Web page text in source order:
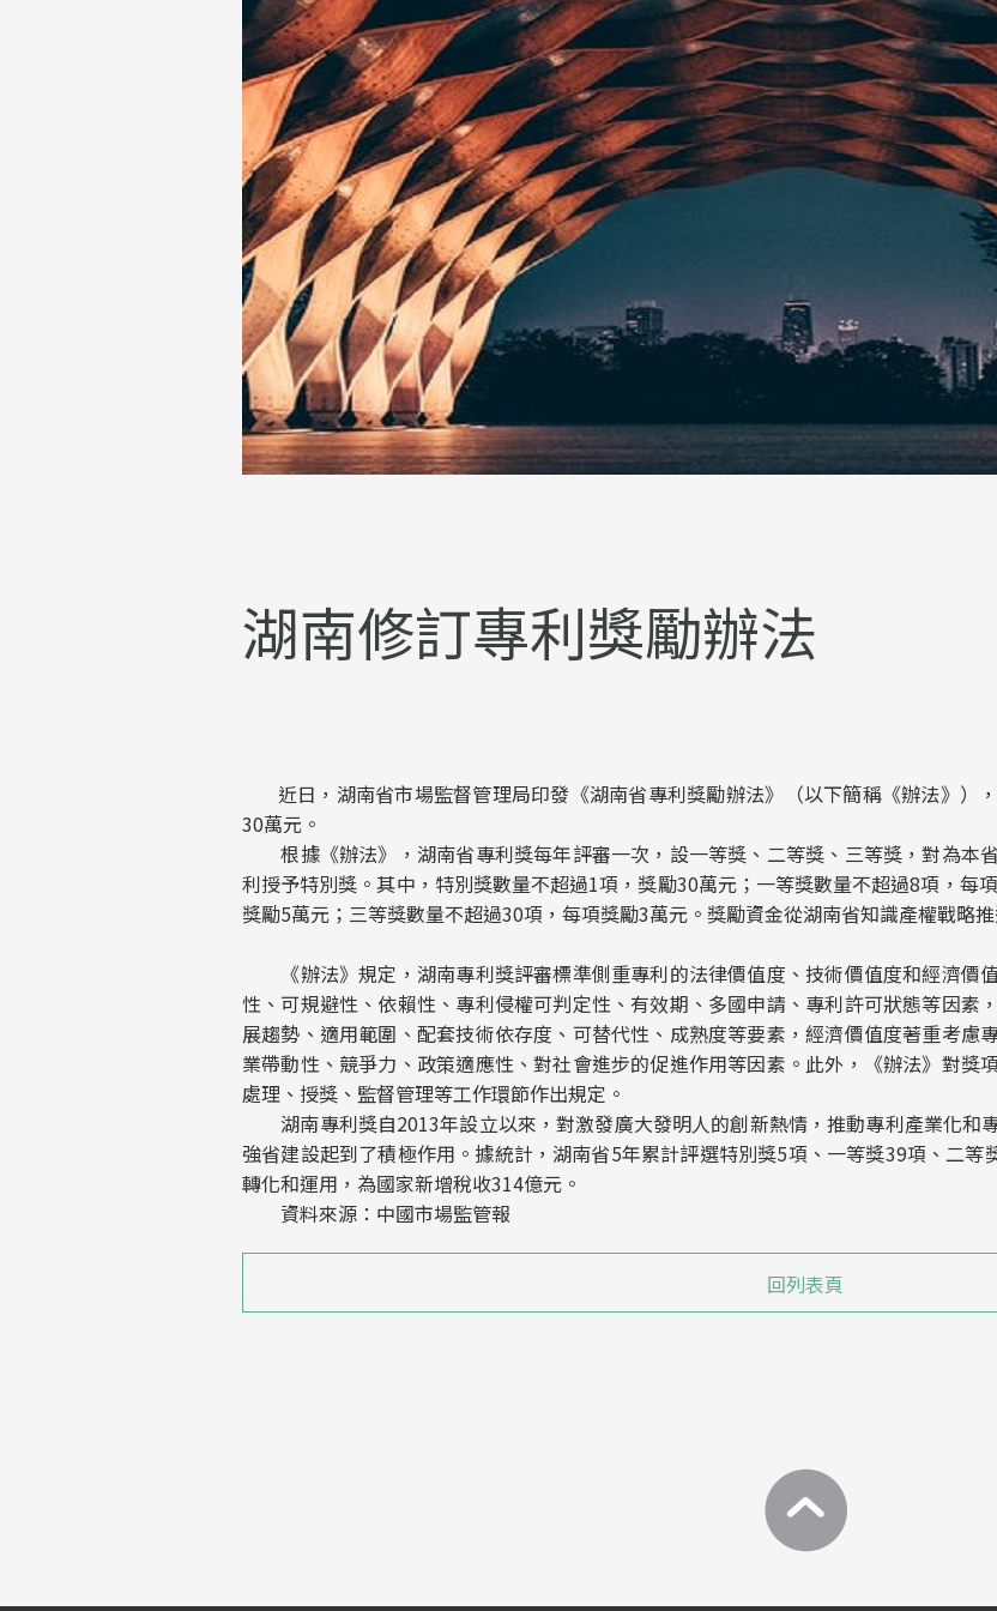
湖南修訂專利獎勵辦法
近日，湖南省市場監督管理局印發《湖南省專利獎勵辦法》（以下簡稱《辦法》）
30萬元。
根據《辦法》，湖南省專利獎每年評審一次，設一等獎、二等獎、三等獎，對為本
利授予特別獎。其中，特別獎數量不超過1項，獎勵30萬元；一等獎數量不超過8項，每
獎勵5萬元；三等獎數量不超過30項，每項獎勵3萬元。獎勵資金從湖南省知識產權戰略
《辦法》規定，湖南專利獎評審標準側重專利的法律價值度、技術價值度和經濟價
性、可規避性、依賴性、專利侵權可判定性、有效期、多國申請、專利許可狀態等因素
展趨勢、適用範圍、配套技術依存度、可替代性、成熟度等要素，經濟價值度著重考慮
業帶動性、競爭力、政策適應性、對社會進步的促進作用等因素。此外，《辦法》對獎
處理、授獎、監督管理等工作環節作出規定。
湖南專利獎自2013年設立以來，對激發廣大發明人的創新熱情，推動專利產業化和
強省建設起到了積極作用。據統計，湖南省5年累計評選特別獎5項、一等獎39項、二等
轉化和運用，為國家新增稅收314億元。
資料來源：中國市場監管報
回列表頁